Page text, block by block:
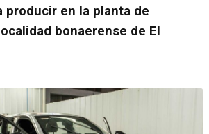
producir en la planta de
bonaerense de El